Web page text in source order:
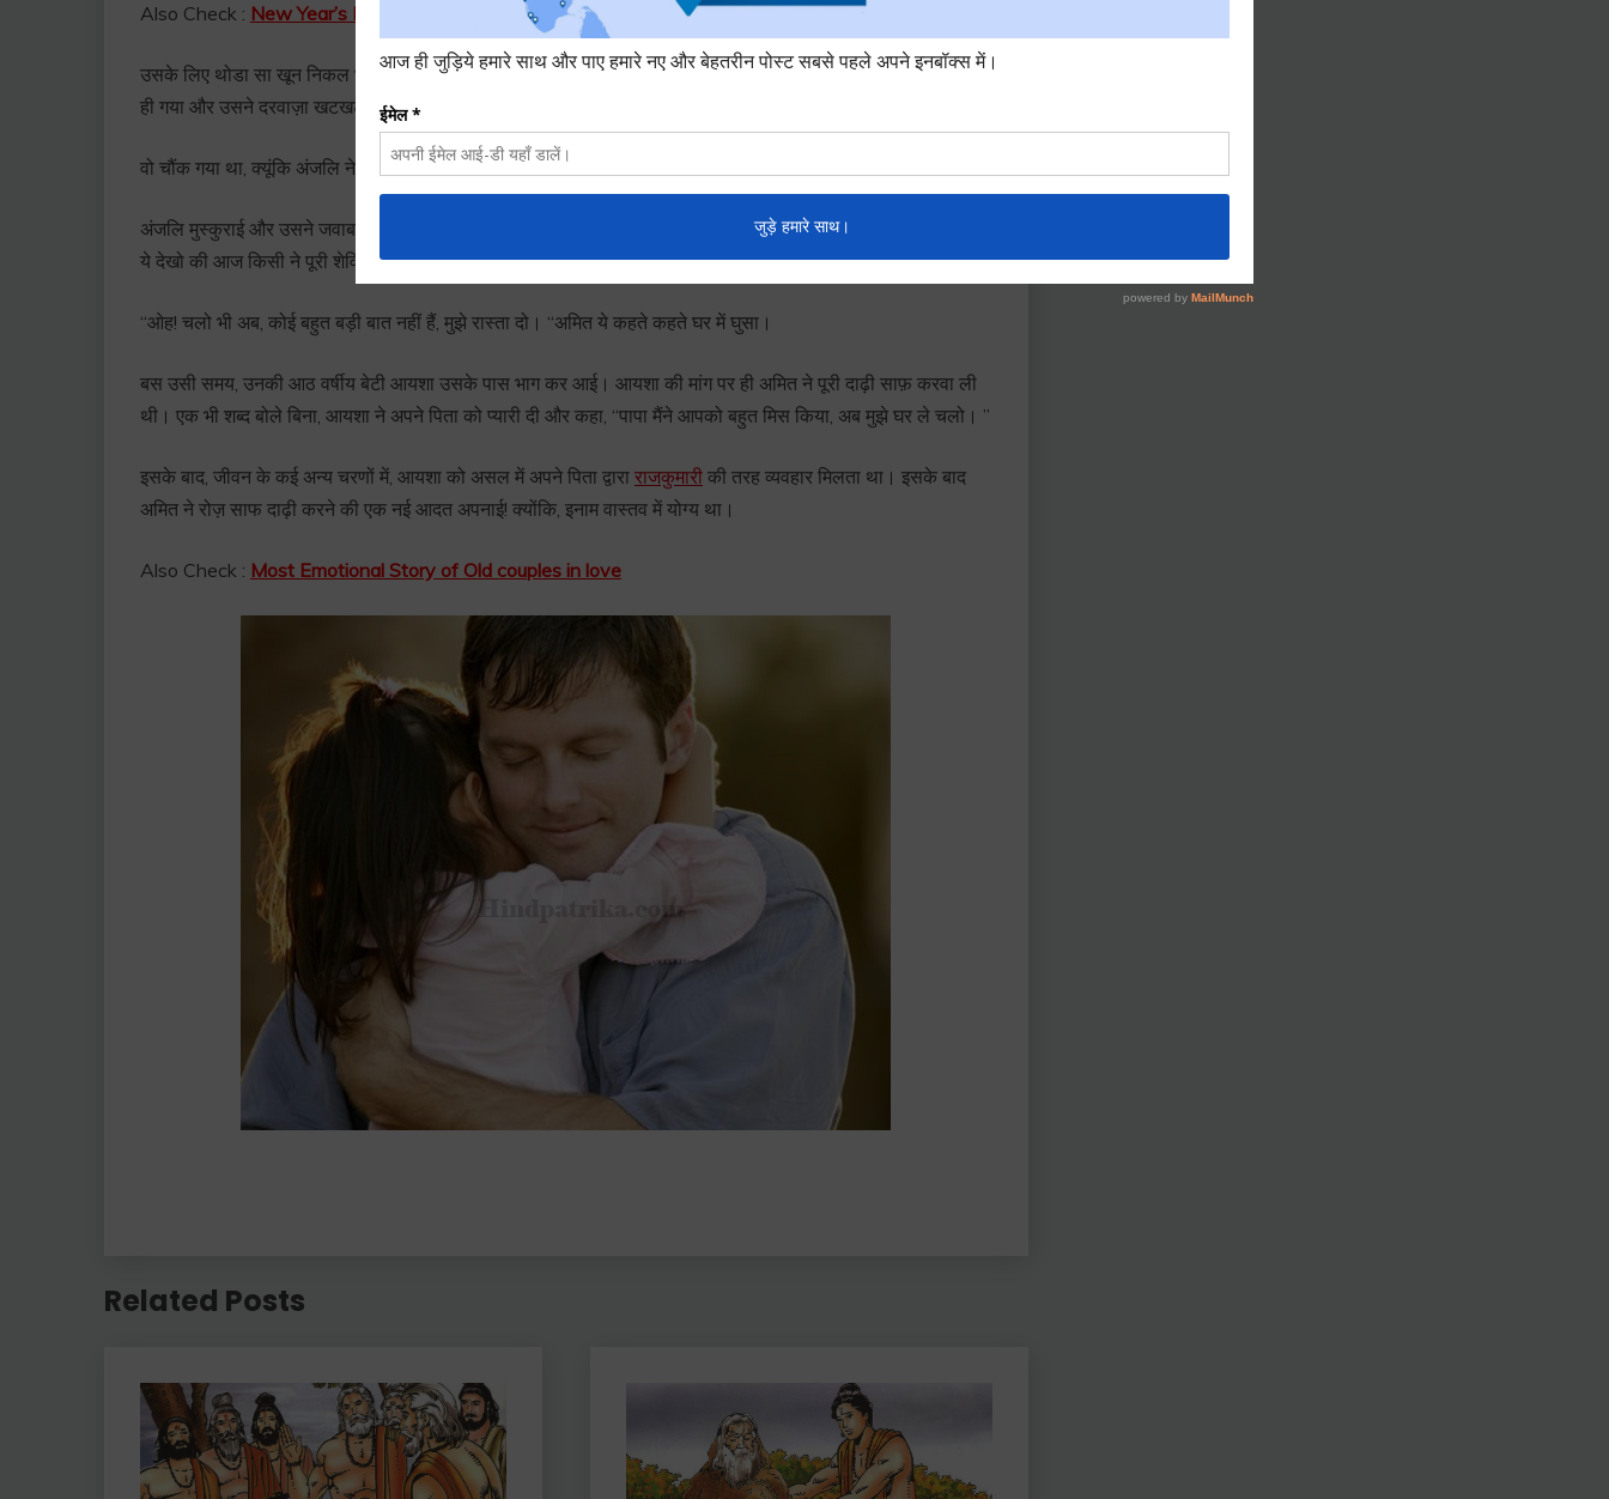
Also Check : New Year’s Love Story in Hindi
उसके लिए थोडा सा खून निकल भी गया तो क्या हुआ वो देखकर तो खुश होएगी, उसने सोचा। आखिरकार वो अपनी मंजिल तक पहुँच
ही गया और उसने दरवाज़ा खटखटाया
वो चौंक गया था, क्यूंकि अंजलि ने दरवाजा खोला था और अमित ने एकदम से पूछा, “तुम? यहाँ?”
अंजलि मुस्कुराई और उसने जवाब दिया, “अमित , यह मेरे मम्मी-पापा का घर है। मैं यहां तब से हूँ जब से मैं पैदा हुई हूँ, पर वो सब छोड़ो,
ये देखो की आज किसी ने पूरी शेविंग करवा ली हैं, मुझे तो यकीं ही नहीं हो रहा हैं!”
“ओह! चलो भी अब, कोई बहुत बड़ी बात नहीं हैं, मुझे रास्ता दो। “अमित ये कहते कहते घर में घुसा।
बस उसी समय, उनकी आठ वर्षीय बेटी आयशा उसके पास भाग कर आई। आयशा की मांग पर ही अमित ने पूरी दाढ़ी साफ़ करवा ली
थी। एक भी शब्द बोले बिना, आयशा ने अपने पिता को प्यारी दी और कहा, “पापा मैंने आपको बहुत मिस किया, अब मुझे घर ले चलो। ”
इसके बाद, जीवन के कई अन्य चरणों में, आयशा को असल में अपने पिता द्वारा राजकुमारी की तरह व्यवहार मिलता था। इसके बाद
अमित ने रोज़ साफ दाढ़ी करने की एक नई आदत अपनाई! क्योंकि, इनाम वास्तव में योग्य था।
Also Check : Most Emotional Story of Old couples in love
Related Posts